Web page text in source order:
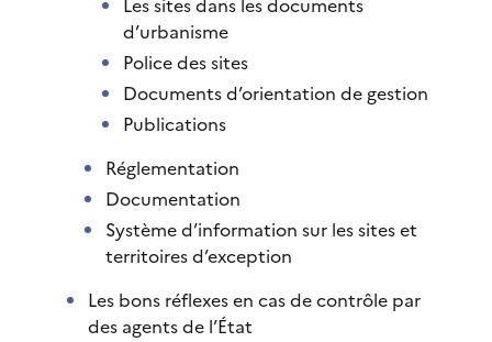
Les sites dans les documents
d’urbanisme
Police des sites
Documents d’orientation de gestion
Publications
Réglementation
Documentation
Système d’information sur les sites et
territoires d’exception
Les bons réflexes en cas de contrôle par
des agents de l’État